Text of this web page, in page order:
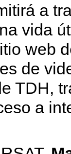
a
vida
web
de
TDH,
a